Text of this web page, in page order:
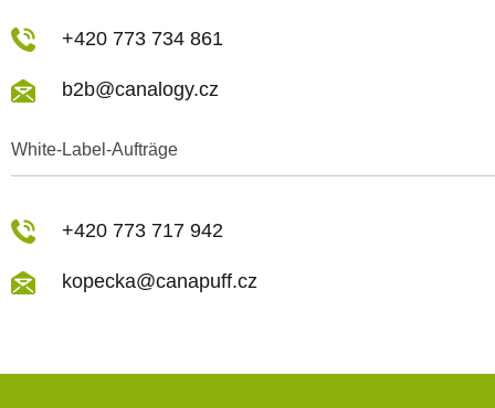
White-Label-Aufträge
+420 773 734 861
b2b@canalogy.cz
+420 773 717 942
kopecka@canapuff.cz